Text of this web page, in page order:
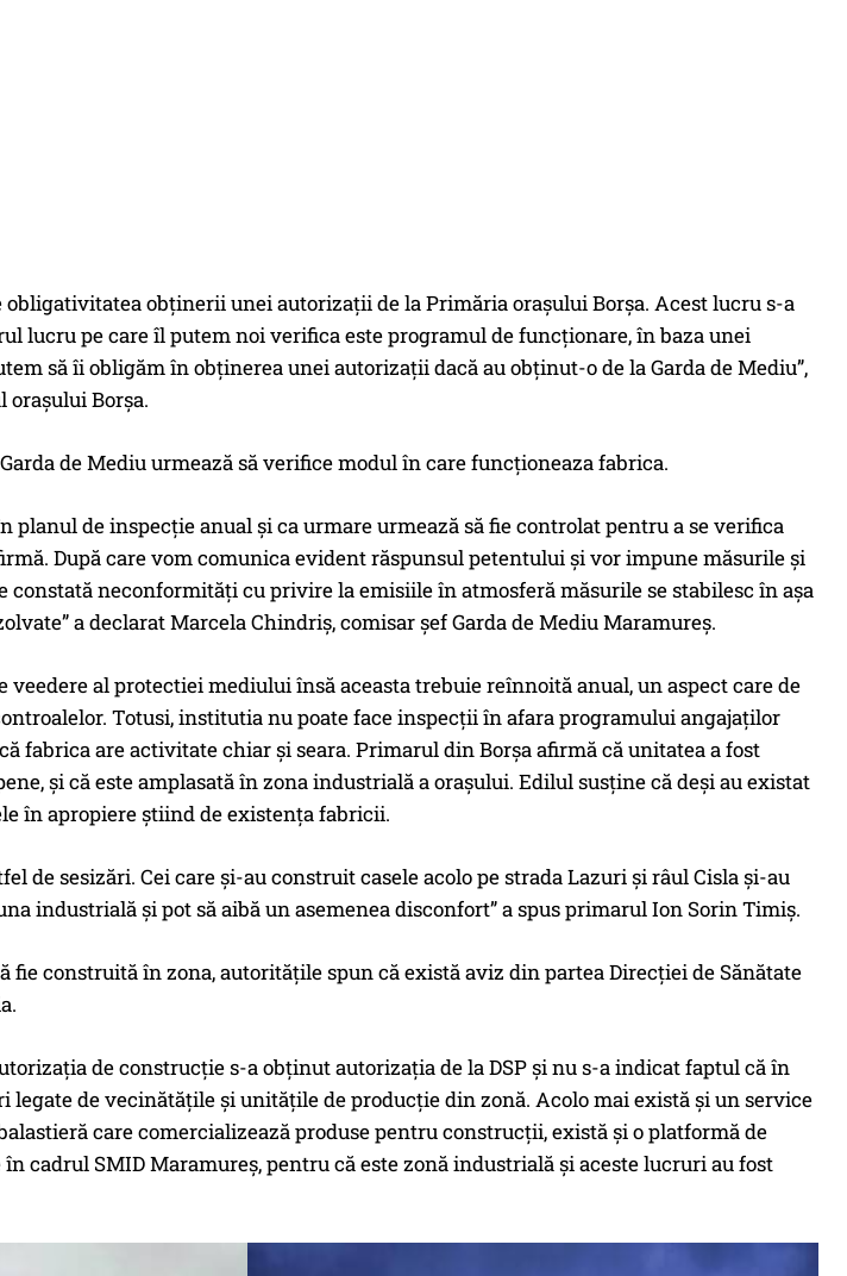
obligativitatea obținerii unei autorizații de la Primăria orașului Borșa. Acest lucru s-a
lucru pe care îl putem noi verifica este programul de funcționare, în baza unei
să îi obligăm în obținerea unei autorizații dacă au obținut-o de la Garda de Mediu”,
Borșa.
de Mediu urmează să verifice modul în care funcționeaza fabrica.
planul de inspecție anual și ca urmare urmează să fie controlat pentru a se verifica
După care vom comunica evident răspunsul petentului și vor impune măsurile și
constată neconformități cu privire la emisiile în atmosferă măsurile se stabilesc în așa
a declarat Marcela Chindriș, comisar șef Garda de Mediu Maramureș.
al protectiei mediului însă aceasta trebuie reînnoită anual, un aspect care de
Totusi, institutia nu poate face inspecții în afara programului angajaților
fabrica are activitate chiar și seara. Primarul din Borșa afirmă că unitatea a fost
și că este amplasată în zona industrială a orașului. Edilul susține că deși au existat
în apropiere știind de existența fabricii.
de sesizări. Cei care și-au construit casele acolo pe strada Lazuri și râul Cisla și-au
industrială și pot să aibă un asemenea disconfort” a spus primarul Ion Sorin Timiș.
construită în zona, autoritățile spun că există aviz din partea Direcției de Sănătate
de construcție s-a obținut autorizația de la DSP și nu s-a indicat faptul că în
legate de vecinătățile și unitățile de producție din zonă. Acolo mai există și un service
care comercializează produse pentru construcții, există și o platformă de
cadrul SMID Maramureș, pentru că este zonă industrială și aceste lucruri au fost